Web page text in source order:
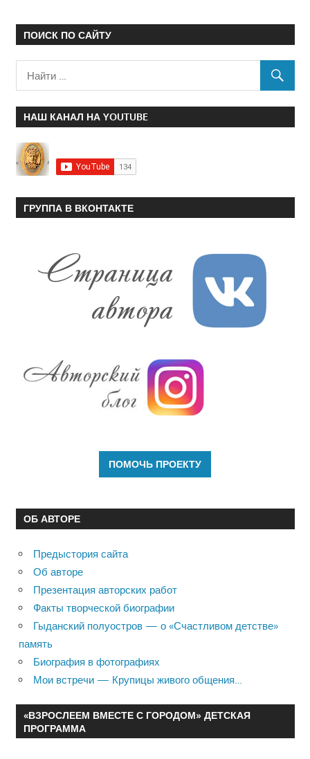
ПОИСК ПО САЙТУ
НАШ КАНАЛ НА YOUTUBE
ГРУППА В ВКОНТАКТЕ
ОБ АВТОРЕ
Предыстория сайта
Об авторе
Презентация авторских работ
Факты творческой биографии
Гыданский полуостров — о «Счастливом детстве»
память
Биография в фотографиях
Мои встречи — Крупицы живого общения…
«ВЗРОСЛЕЕМ ВМЕСТЕ С ГОРОДОМ» ДЕТСКАЯ
ПРОГРАММА